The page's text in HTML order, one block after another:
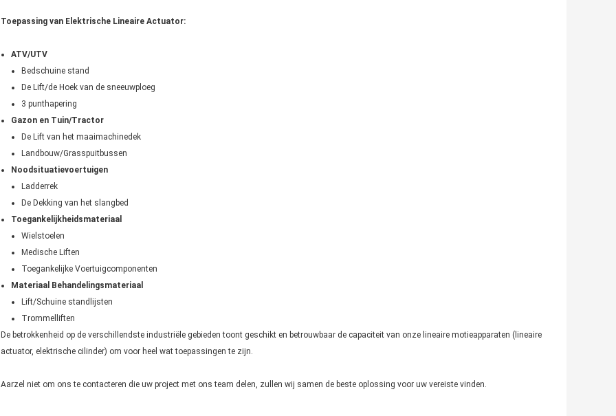
Toepassing van Elektrische Lineaire Actuator:
ATV/UTV
Bedschuine stand
De Lift/de Hoek van de sneeuwploeg
3 punthapering
Gazon en Tuin/Tractor
De Lift van het maaimachinedek
Landbouw/Grasspuitbussen
Noodsituatievoertuigen
Ladderrek
De Dekking van het slangbed
Toegankelijkheidsmateriaal
Wielstoelen
Medische Liften
Toegankelijke Voertuigcomponenten
Materiaal Behandelingsmateriaal
Lift/Schuine standlijsten
Trommelliften
De betrokkenheid op de verschillendste industriële gebieden toont geschikt en betrouwbaar de capaciteit van onze lineaire motieapparaten (lineaire
actuator, elektrische cilinder) om voor heel wat toepassingen te zijn.
Aarzel niet om ons te contacteren die uw project met ons team delen, zullen wij samen de beste oplossing voor uw vereiste vinden.